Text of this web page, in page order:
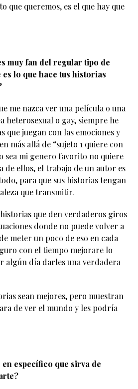
que queremos, es el que hay que
muy fan del regular tipo de
lo que hace tus historias
me nazca ver una película o una
heterosexual o gay, siempre he
que juegan con las emociones y
más allá de “sujeto 1 quiere con
sea mi genero favorito no quiere
de ellos, el trabajo de un autor es
para que sus historias tengan
que transmitir.
que den verdaderos giros
donde no puede volver a
meter un poco de eso en cada
con el tiempo mejorare lo
algún día darles una verdadera
sean mejores, pero muestran
de ver el mundo y les podría
específico que sirva de